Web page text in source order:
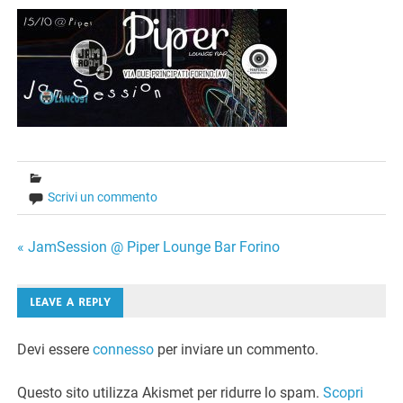
Scrivi un commento
Navigazione
articoli
« JamSession @ Piper Lounge Bar Forino
LEAVE A REPLY
Devi essereconnesso per inviare un commento.
Questo sito utilizza Akismet per ridurre lo spam.Scopri